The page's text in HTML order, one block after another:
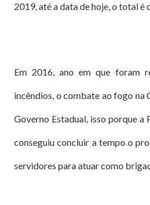
2019, até a data de hoje, o total é
Em 2016, ano em que foram
incêndios, o combate ao fogo
Governo Estadual, isso porque a
conseguiu concluir a tempo o
servidores para atuar como